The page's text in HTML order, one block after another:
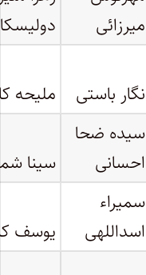
میرزائی
نگار باستی
ملیحه
سیده ضحا
احسانی
سینا
سمیراء
اسداللهی
یوسف